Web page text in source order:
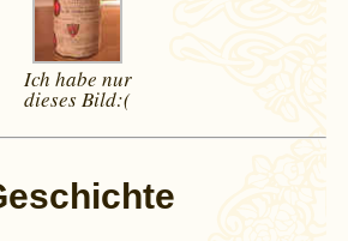
Ich habe nur
diesesBild:(